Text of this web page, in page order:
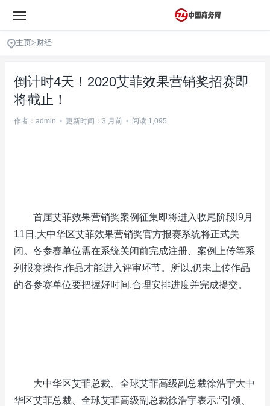
主页>财经
倒计时4天！2020艾菲效果营销奖招赛即
将截止！
作者：admin • 更新时间：3 月前 • 阅读 1,095
首届艾菲效果营销奖案例征集即将进入收尾阶段!9月
11日,大中华区艾菲效果营销奖官方报赛系统将正式关
闭。各参赛单位需在系统关闭前完成注册、案例上传等系
列报赛操作,作品才能进入评审环节。所以,仍未上传作品
的各参赛单位要把握好时间,合理安排进度并完成提交。
大中华区艾菲总裁、全球艾菲高级副总裁徐浩宇大中
华区艾菲总裁、全球艾菲高级副总裁徐浩宇表示:“引领、